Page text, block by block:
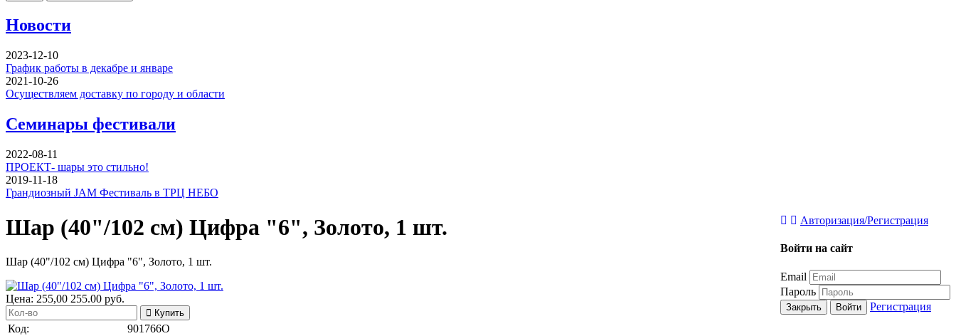
Новости
2023-12-10
График работы в декабре и январе
2021-10-26
Осуществляем доставку по городу и области
Семинары фестивали
2022-08-11
ПРОЕКТ- шары это стильно!
2019-11-18
Грандиозный JAM Фестиваль в ТРЦ НЕБО
Авторизация/Регистрация
Войти на сайт
Email
Пароль
Закрыть Войти Регистрация
Шар (40"/102 см) Цифра "6", Золото, 1 шт.
Шар (40"/102 см) Цифра "6", Золото, 1 шт.
Цена: 255,00 255.00 руб.
Купить
Код:
901766O